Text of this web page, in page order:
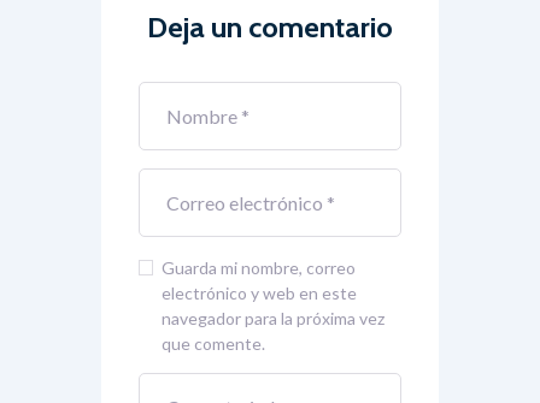
Deja un comentario
Guarda mi nombre, correo
electrónico y web en este
navegador para la próxima vez
que comente.